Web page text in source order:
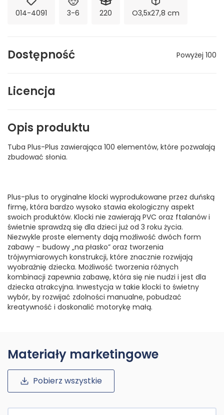
014-4091 3-6 220 O3,5x27,8 cm
Dostępność Powyżej 100
Licencja
Opis produktu
Tuba Plus-Plus zawierająca 100 elementów, które pozwalają
zbudować słonia.
Plus-plus to oryginalne klocki wyprodukowane przez duńską
firmę, która bardzo wysoko stawia ekologiczny aspekt
swoich produktów. Klocki nie zawierają PVC oraz ftalanów i
świetnie sprawdzą się dla dzieci już od 3 roku życia.
Niezwykle proste elementy dają możliwość dwóch form
zabawy – budowy „na płasko” oraz tworzenia
trójwymiarowych konstrukcji, które znacznie rozwijają
wyobraźnię dziecka. Możliwość tworzenia różnych
kombinacji zapewnia zabawę, która się nie nudzi i jest dla
dziecka atrakcyjna. Inwestycja w takie klocki to świetny
wybór, by rozwijać zdolności manualne, pobudzać
kreatywność i doskonalić motorykę małą.
Materiały marketingowe
Pobierz wszystkie